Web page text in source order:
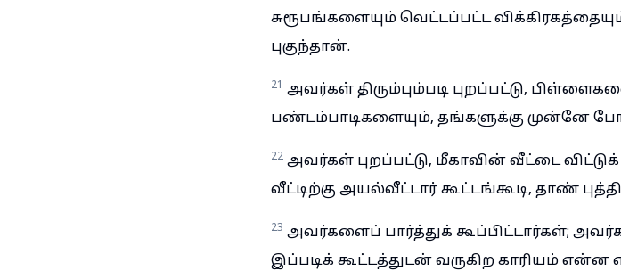
சுரூபங்களையும் வெட்டப்பட்ட
புகுந்தான்.
21 அவர்கள் திரும்பும்படி புறப்பட்டு,
பண்டம்பாடிகளையும், தங்களுக்கு முன்னே
22 அவர்கள் புறப்பட்டு, மீகாவின் வீட்டை
வீட்டிற்கு அயல்வீட்டார் கூட்டங்கூடி, தாண்
23 அவர்களைப் பார்த்துக் கூப்பிட்டார்கள்;
இப்படிக் கூட்டத்துடன் வருகிற காரியம் என்ன